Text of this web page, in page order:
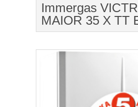
Immergas
MAIOR 35 X TT